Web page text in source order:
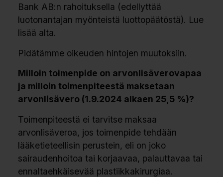
Bank AB:n rahoituksella (edellyttää
luotonantajan myönteistä luottopäätöstä). Lue
lisää alta.
Pidätämme oikeuden hintojen muutoksiin.
Milloin toimenpide on arvonlisäverovapaa
ja milloin toimenpiteestä maksetaan
arvonlisävero (1.9.2024 alkaen 25,5 %)?
Toimenpiteestä ei tarvitse maksaa
arvonlisäveroa, jos toimenpide tehdään
lääketieteellisin perustein, eli on joko
sairaudenhoitoa tai korjaavaa, palauttavaa tai
ennaltaehkäisevää plastiikkakirurgiaa.